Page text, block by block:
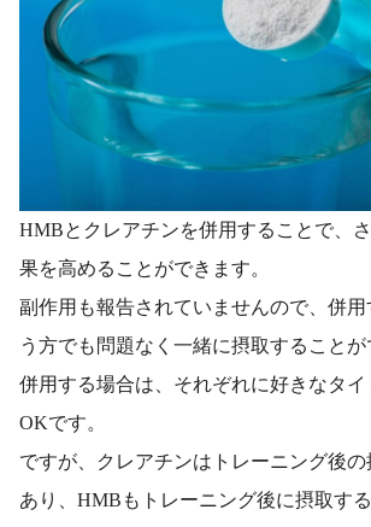
HMBとクレアチンを併用することで、
果を高めることができます。
副作用も報告されていませんので、併
う方でも問題なく一緒に摂取することが
併用する場合は、それぞれに好きなタ
OKです。
ですが、クレアチンはトレーニング後
あり、HMBもトレーニング後に摂取す